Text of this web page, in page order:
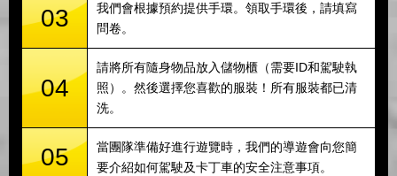
03
我們會根據預約提供手環。領取手環後，請填寫
問卷。
04
請將所有隨身物品放入儲物櫃（需要ID和駕駛執
照）。然後選擇您喜歡的服裝！所有服裝都已清
洗。
05
當團隊準備好進行遊覽時，我們的導遊會向您簡
要介紹如何駕駛及卡丁車的安全注意事項。